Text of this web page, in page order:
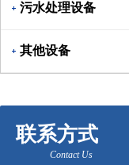
污水处理设备
其他设备
联系方式
Contact Us